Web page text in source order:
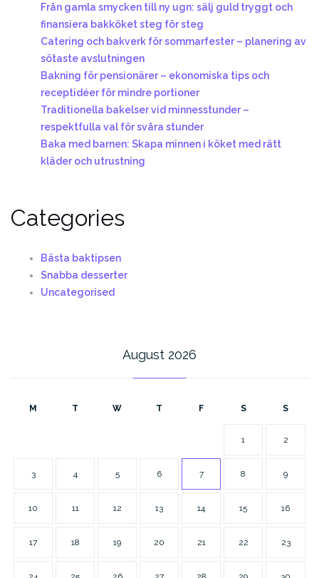
Från gamla smycken till ny ugn: sälj guld tryggt och
finansiera bakköket steg för steg
Catering och bakverk för sommarfester – planering av
sötaste avslutningen
Bakning för pensionärer – ekonomiska tips och
receptidéer för mindre portioner
Traditionella bakelser vid minnesstunder –
respektfulla val för svåra stunder
Baka med barnen: Skapa minnen i köket med rätt
kläder och utrustning
Categories
Bästa baktipsen
Snabba desserter
Uncategorised
August 2026
M T W T F S S
1 2
3 4 5 6 7 8 9
10 11 12 13 14 15 16
17 18 19 20 21 22 23